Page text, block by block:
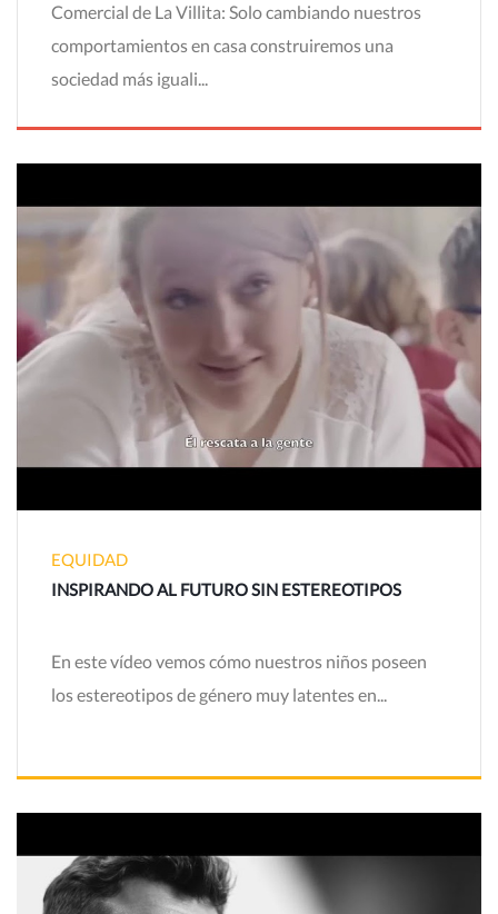
Comercial de La Villita: Solo cambiando nuestros
comportamientos en casa construiremos una
sociedad más iguali...
EQUIDAD
INSPIRANDO AL FUTURO SIN ESTEREOTIPOS
En este vídeo vemos cómo nuestros niños poseen
los estereotipos de género muy latentes en...